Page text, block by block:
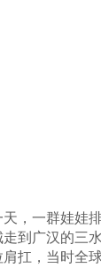
一群娃娃排
到广汉的三
肩扛，当时全